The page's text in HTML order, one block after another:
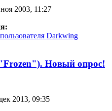
2003, 11:27
Darkwing
Новый опрос!
2013, 09:35